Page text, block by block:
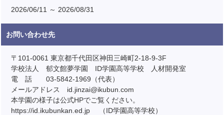
2026/06/11 ～ 2026/08/31
お問い合わせ先
〒101-0061 東京都千代田区神田三崎町2-18-9-3F
学校法人 郁文館夢学園 ID学園高等学校 人材開発室
電 話 03-5842-1969（代表）
メールアドレス id.jinzai@ikubun.com
本学園の様子は公式HPでご覧ください。
https://id.ikubunkan.ed.jp （ID学園高等学校）